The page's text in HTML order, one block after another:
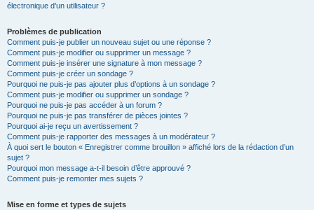
électronique d’un utilisateur ?
Problèmes de publication
Comment puis-je publier un nouveau sujet ou une réponse ?
Comment puis-je modifier ou supprimer un message ?
Comment puis-je insérer une signature à mon message ?
Comment puis-je créer un sondage ?
Pourquoi ne puis-je pas ajouter plus d’options à un sondage ?
Comment puis-je modifier ou supprimer un sondage ?
Pourquoi ne puis-je pas accéder à un forum ?
Pourquoi ne puis-je pas transférer de pièces jointes ?
Pourquoi ai-je reçu un avertissement ?
Comment puis-je rapporter des messages à un modérateur ?
À quoi sert le bouton « Enregistrer comme brouillon » affiché lors de la rédaction d’un
sujet ?
Pourquoi mon message a-t-il besoin d’être approuvé ?
Comment puis-je remonter mes sujets ?
Mise en forme et types de sujets